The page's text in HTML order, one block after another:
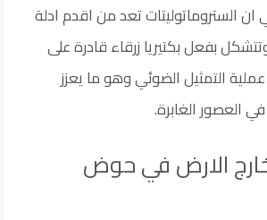
ان الستروماتوليتات تعد من اقدم ادلة
بفعل بكتيريا زرقاء قادرة على
التمثيل الضوئي وهو ما يعزز
العصور الغابرة.
خارج الارض في حوض